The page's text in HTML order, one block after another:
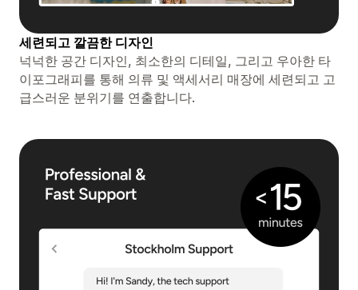
세련되고 깔끔한 디자인
넉넉한 공간 디자인, 최소한의 디테일, 그리고 우아한 타
이포그래피를 통해 의류 및 액세서리 매장에 세련되고 고
급스러운 분위기를 연출합니다.